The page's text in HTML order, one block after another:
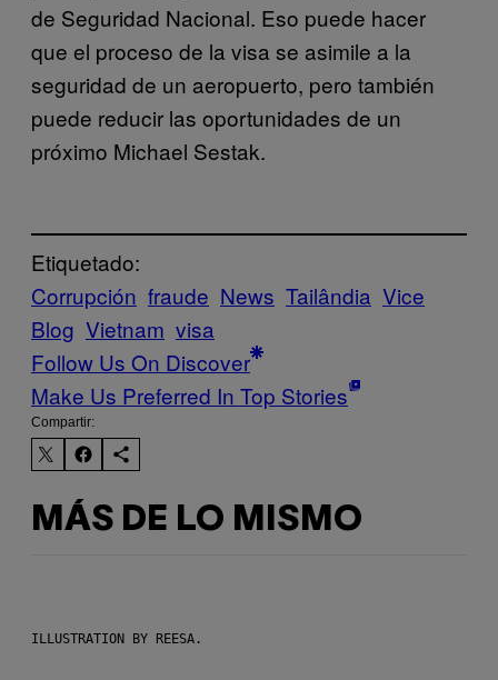
de Seguridad Nacional. Eso puede hacer
que el proceso de la visa se asimile a la
seguridad de un aeropuerto, pero también
puede reducir las oportunidades de un
próximo Michael Sestak.
Etiquetado:
Corrupción fraude News Tailândia Vice
Blog Vietnam visa
Follow Us On Discover
Make Us Preferred In Top Stories
Compartir:
MÁS DE LO MISMO
ILLUSTRATION BY REESA.